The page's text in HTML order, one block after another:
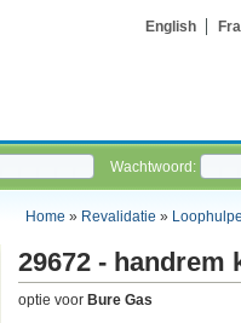
English
Wachtwoord:
Home » Revalidatie »
29672 - handrem
optie voor Bure Gas